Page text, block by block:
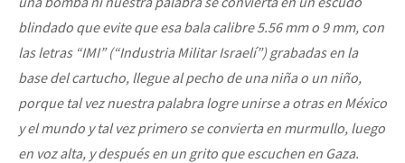
blindado que evite que esa bala calibre 5.56 mm o 9 mm, con
las letras “IMI” (“Industria Militar Israelí”) grabadas en la
base del cartucho, llegue al pecho de una niña o un niño,
porque tal vez nuestra palabra logre unirse a otras en México
y el mundo y tal vez primero se convierta en murmullo, luego
en voz alta, y después en un grito que escuchen en Gaza.